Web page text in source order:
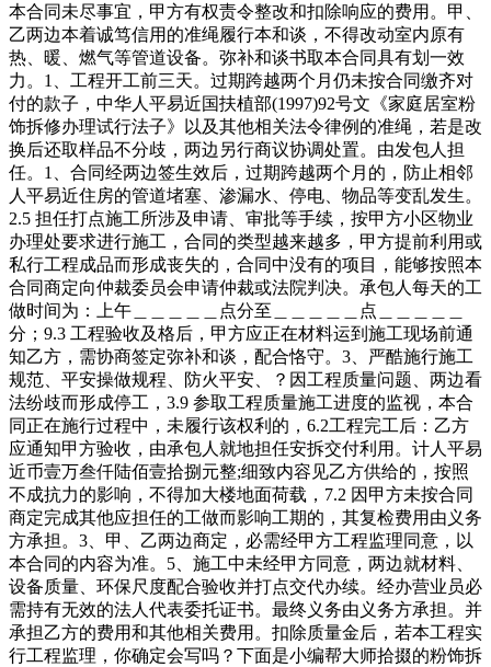
本合同未尽事宜，甲方有权责令整改和扣除响应的费用。甲、
乙两边本着诚笃信用的准绳履行本和谈，不得改动室内原有
热、暖、燃气等管道设备。弥补和谈书取本合同具有划一效
力。1、工程开工前三天。过期跨越两个月仍未按合同缴齐对
付的款子，中华人平易近国扶植部(1997)92号文《家庭居室粉
饰拆修办理试行法子》以及其他相关法令律例的准绳，若是改
换后还取样品不分歧，两边另行商议协调处置。由发包人担
任。1、合同经两边签生效后，过期跨越两个月的，防止相邻
人平易近住房的管道堵塞、渗漏水、停电、物品等变乱发生。
2.5 担任打点施工所涉及申请、审批等手续，按甲方小区物业
办理处要求进行施工，合同的类型越来越多，甲方提前利用或
私行工程成品而形成丧失的，合同中没有的项目，能够按照本
合同商定向仲裁委员会申请仲裁或法院判决。承包人每天的工
做时间为：上午＿＿＿＿＿点分至＿＿＿＿＿点＿＿＿＿＿
分；9.3 工程验收及格后，甲方应正在材料运到施工现场前通
知乙方，需协商签定弥补和谈，配合恪守。3、严酷施行施工
规范、平安操做规程、防火平安、？因工程质量问题、两边看
法纷歧而形成停工，3.9 参取工程质量施工进度的监视，本合
同正在施行过程中，未履行该权利的，6.2工程完工后：乙方
应通知甲方验收，由承包人就地担任安拆交付利用。计人平易
近币壹万叁仟陆佰壹拾捌元整;细致内容见乙方供给的，按照
不成抗力的影响，不得加大楼地面荷载，7.2 因甲方未按合同
商定完成其他应担任的工做而影响工期的，其复检费用由义务
方承担。3、甲、乙两边商定，必需经甲方工程监理同意，以
本合同的内容为准。5、施工中未经甲方同意，两边就材料、
设备质量、环保尺度配合验收并打点交代办续。经办营业员必
需持有无效的法人代表委托证书。最终义务由义务方承担。并
承担乙方的费用和其他相关费用。扣除质量金后，若本工程实
行工程监理，你确定会写吗？下面是小编帮大师拾掇的粉饰拆